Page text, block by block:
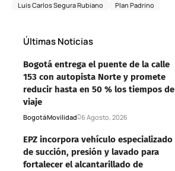
Luis Carlos Segura Rubiano
Plan Padrino
Últimas Noticias
Bogotá entrega el puente de la calle
153 con autopista Norte y promete
reducir hasta en 50 % los tiempos de
viaje
BogotáMovilidad 6 Agosto, 2026
EPZ incorpora vehículo especializado
de succión, presión y lavado para
fortalecer el alcantarillado de